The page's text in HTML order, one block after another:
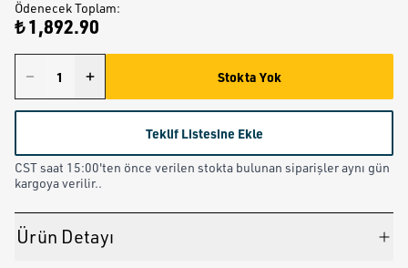
Ödenecek Toplam:
₺ 1,892.90
Stokta Yok
Teklif Listesine Ekle
CST saat 15:00'ten önce verilen stokta bulunan siparişler aynı gün
kargoya verilir..
Ürün Detayı